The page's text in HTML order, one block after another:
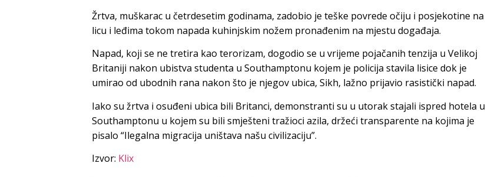
Žrtva, muškarac u četrdesetim godinama, zadobio je teške povrede očiju i posjekotine na
licu i leđima tokom napada kuhinjskim nožem pronađenim na mjestu događaja.
Napad, koji se ne tretira kao terorizam, dogodio se u vrijeme pojačanih tenzija u Velikoj
Britaniji nakon ubistva studenta u Southamptonu kojem je policija stavila lisice dok je
umirao od ubodnih rana nakon što je njegov ubica, Sikh, lažno prijavio rasistički napad.
Iako su žrtva i osuđeni ubica bili Britanci, demonstranti su u utorak stajali ispred hotela u
Southamptonu u kojem su bili smješteni tražioci azila, držeći transparente na kojima je
pisalo “Ilegalna migracija uništava našu civilizaciju”.
Izvor: Klix